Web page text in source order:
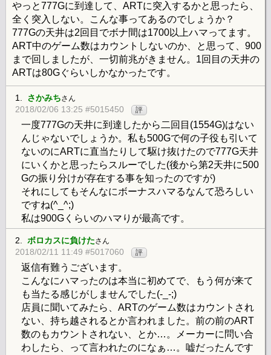
やっと777Gに到達して、ARTに突入するかと思ったら、
全く突入しない。こんな事ってあるのでしょうか？
777Gの天井は2回目でボナ間は1700以上ハマってます。
ART中のゲーム数はカウントしないのか、と思って、900
まで回しましたが、一切前兆がきません。1回目の天井の
ARTは80Gぐらいしかなかったです。
1. さかみちさん
2018/02/06 13:25 #5015450 評
一度777Gの天井に到達したから二回目(1554G)はない
んじゃないでしょうか。私も500Gで何の子役も引いて
ないのにARTに直当たりして駆け抜けたので777G天井
にいくかと思ったらスルーでした(後から第2天井に500
Gの振り分けが存在する事を知ったのですが)
それにしてもそんなにボーナスハマるなんて恐ろしい
ですね(^_^;)
私は900Gくらいのハマりが最高です。
2. ボロカスに負けたさん
2018/02/11 11:49 #5017060 評
返信有難うございます。
こんなにハマったのは本当に初めてで、もう何が来て
も当たる感じがしませんでした(-_-;)
店員に聞いてみたら、ARTのゲーム数はカウントされ
ない、持ち越されるとか言われました。前の前のART
数のもカウントされない、とか…。メーカーに問い合
わしたら、って言われたのになぁ…。嘘だったんです